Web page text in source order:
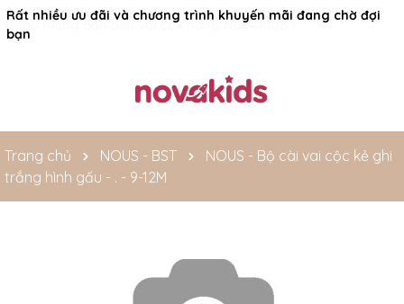
Rất nhiều ưu đãi và chương trình khuyến mãi đang chờ đợi
bạn
Trang chủ NOUS - BST
NOUS - Bộ cài vai cộc kẻ ghi
trắng hình gấu - . - 9-12M